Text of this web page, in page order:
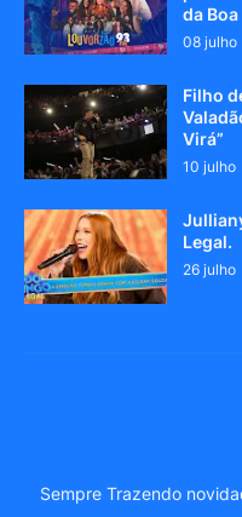
da
08 julho
Filho
Virá”
10 julho
Legal.
26 julho
Sempre Trazendo